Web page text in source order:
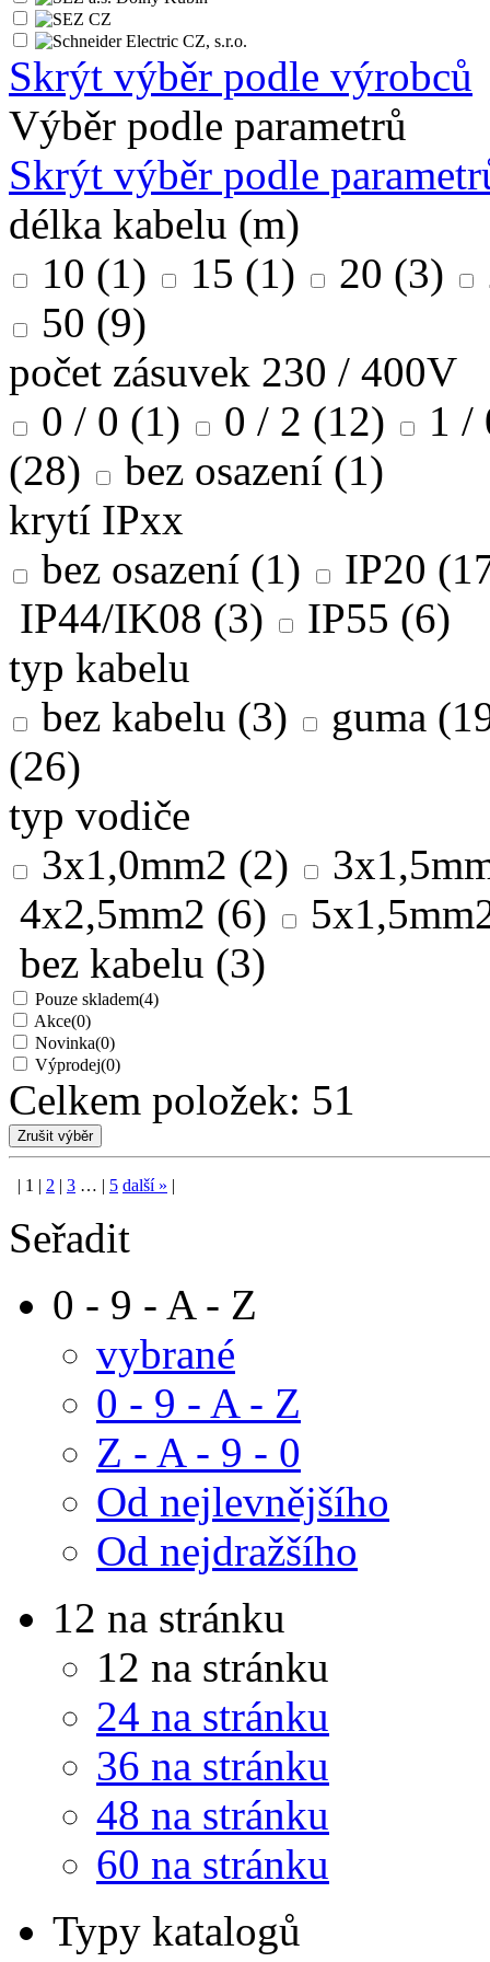
Skrýt výběr podle výrobců
Výběr podle parametrů
Skrýt výběr podle
délka kabelu (m)
10 (1) 15 (1) 20 (3)
50 (9)
počet zásuvek 230 / 400V
0 / 0 (1) 0 / 2 (12)
1 /
(28)
bez osazení (1)
krytí IPxx
bez osazení (1) IP20
IP44/IK08 (3) IP55 (6)
typ kabelu
bez kabelu (3) guma
(26)
typ vodiče
3x1,0mm2 (2)
4x2,5mm2 (6)
bez kabelu (3)
Pouze skladem(4)
Akce(0)
Novinka(0)
Výprodej(0)
Celkem položek: 51
1 2 3 … 5 další »
Seřadit
0 - 9 - A - Z
vybrané
0 - 9 - A - Z
Z - A - 9 - 0
Od nejlevnějšího
Od nejdražšího
12 na stránku
12 na stránku
24 na stránku
36 na stránku
48 na stránku
60 na stránku
Typy katalogů